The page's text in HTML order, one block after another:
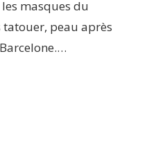
masques du
peau après